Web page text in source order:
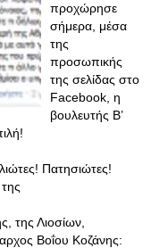
προχώρησε
σήμερα, μέσα
της
προσωπικής
της σελίδας στο
Facebook, η
βουλευτής Β’
Πατησιώτες!
της Λιοσίων,
Βοΐου Κοζάνης: